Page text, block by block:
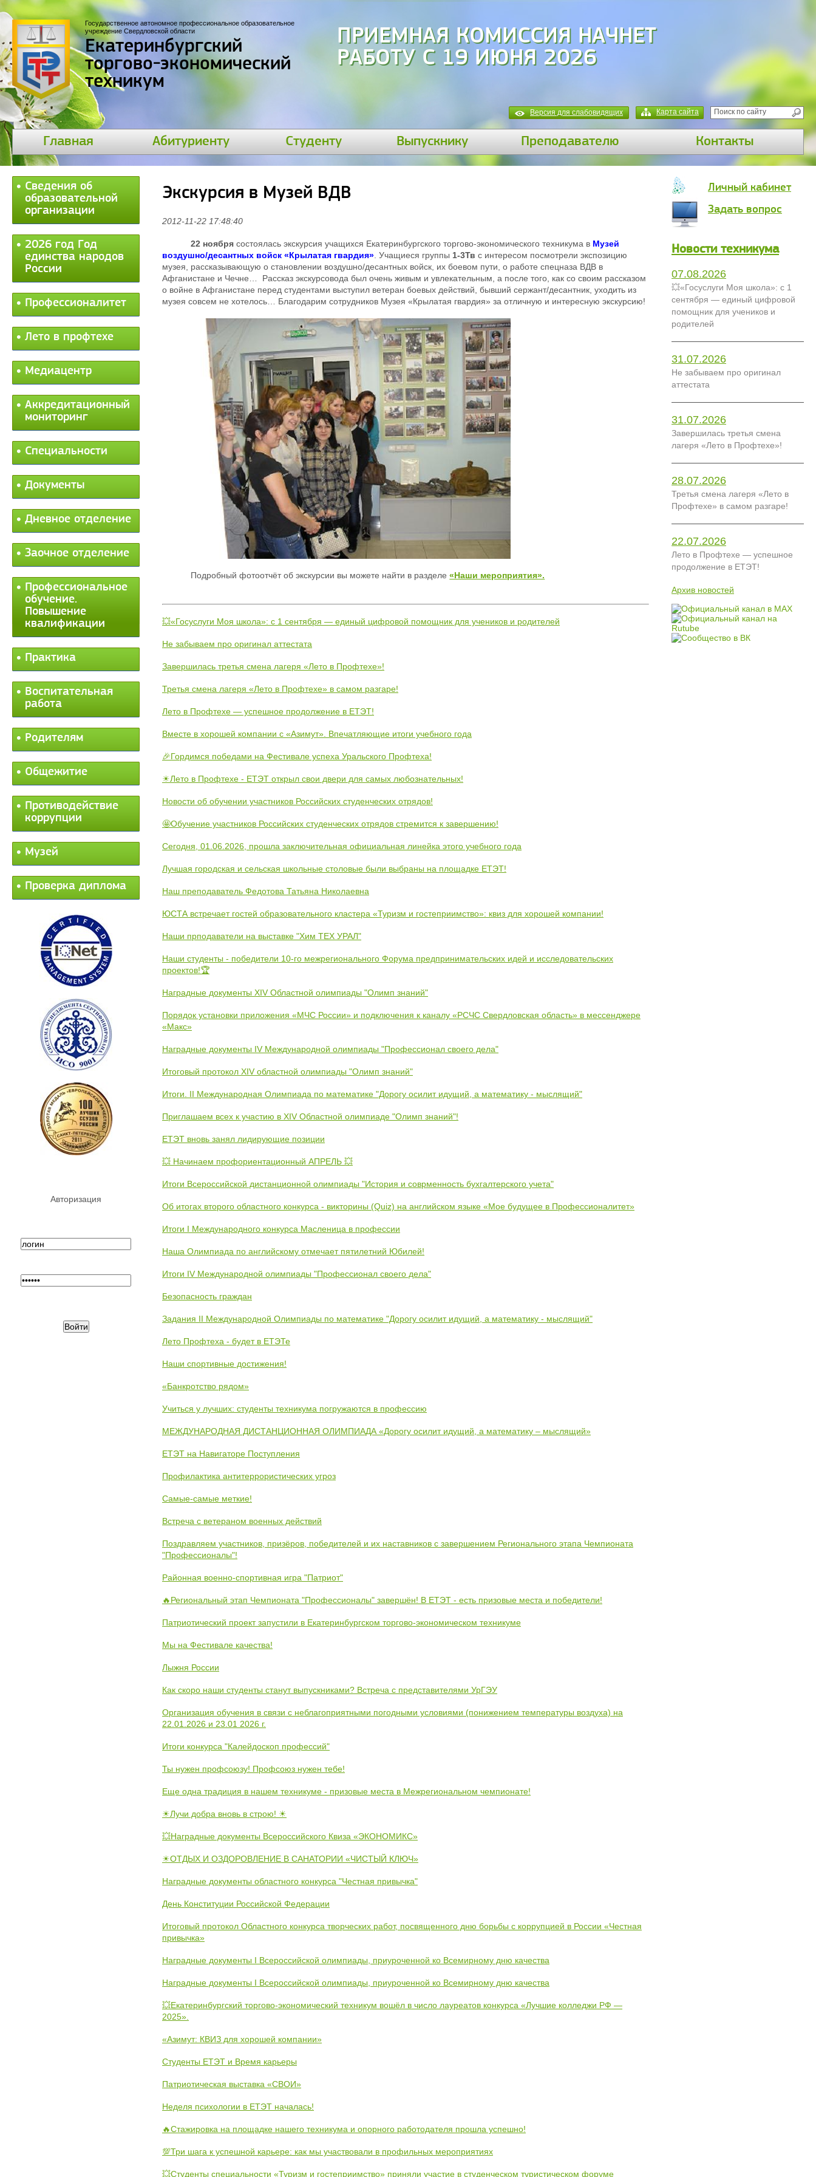
Государственное автономное профессиональное образовательное
учреждение Свердловской области
Екатеринбургский
торгово-экономический
техникум
ПРИЕМНАЯ КОМИССИЯ НАЧНЕТ
РАБОТУ С 19 ИЮНЯ 2026
Карта сайта
Версия для слабовидящих
Главная Абитуриенту Студенту Выпускнику Преподавателю Контакты
Сведения об
образовательной
организации
2026 год Год
единства народов
России
Профессионалитет
Лето в профтехе
Медиацентр
Аккредитационный
мониторинг
Специальности
Документы
Дневное отделение
Заочное отделение
Профессиональное
обучение.
Повышение
квалификации
Практика
Воспитательная
работа
Родителям
Общежитие
Противодействие
коррупции
Музей
Проверка диплома
Авторизация
Экскурсия в Музей ВДВ
2012-11-22 17:48:40
22 ноября состоялась экскурсия учащихся Екатеринбургского торгово-экономического техникума в Музей
воздушно/десантных войск «Крылатая гвардия» . Учащиеся группы 1-3Тв с интересом посмотрели экспозицию
музея, рассказывающую о становлении воздушно/десантных войск, их боевом пути, о работе спецназа ВДВ в
Афганистане и Чечне… Рассказ экскурсовода был очень живым и увлекательным, а после того, как со своим рассказом
о войне в Афганистане перед студентами выступил ветеран боевых действий, бывший сержант/десантник, уходить из
музея совсем не хотелось… Благодарим сотрудников Музея «Крылатая гвардия» за отличную и интересную экскурсию!
Подробный фотоотчёт об экскурсии вы можете найти в разделе«Наши мероприятия».
💥«Госуслуги Моя школа»: с 1 сентября — единый цифровой помощник для учеников и родителей
Не забываем про оригинал аттестата
Завершилась третья смена лагеря «Лето в Профтехе»!
Третья смена лагеря «Лето в Профтехе» в самом разгаре!
Лето в Профтехе — успешное продолжение в ЕТЭТ!
Вместе в хорошей компании с «Азимут». Впечатляющие итоги учебного года
🎉Гордимся победами на Фестивале успеха Уральского Профтеха!
☀Лето в Профтехе - ЕТЭТ открыл свои двери для самых любознательных!
Новости об обучении участников Российских студенческих отрядов!
🤩Обучение участников Российских студенческих отрядов стремится к завершению!
Сегодня, 01.06.2026, прошла заключительная официальная линейка этого учебного года
Лучшая городская и сельская школьные столовые были выбраны на площадке ЕТЭТ!
Наш преподаватель Федотова Татьяна Николаевна
ЮСТА встречает гостей образовательного кластера «Туризм и гостеприимство»: квиз для хорошей компании!
Наши прподаватели на выставке "Хим ТЕХ УРАЛ"
Наши студенты - победители 10-го межрегионального Форума предпринимательских идей и исследовательских
проектов!🏆
Наградные документы XIV Областной олимпиады "Олимп знаний"
Порядок установки приложения «МЧС России» и подключения к каналу «РСЧС Свердловская область» в мессенджере
«Макс»
Наградные документы IV Международной олимпиады "Профессионал своего дела"
Итоговый протокол XIV областной олимпиады "Олимп знаний"
Итоги. II Международная Олимпиада по математике "Дорогу осилит идущий, а математику - мыслящий"
Приглашаем всех к участию в XIV Областной олимпиаде "Олимп знаний"!
ЕТЭТ вновь занял лидирующие позиции
💥 Начинаем профориентационный АПРЕЛЬ 💥
Итоги Всероссийской дистанционной олимпиады "История и соврменность бухгалтерского учета"
Об итогах второго областного конкурса - викторины (Quiz) на английском языке «Мое будущее в Профессионалитет»
Итоги I Международного конкурса Масленица в профессии
Наша Олимпиада по английскому отмечает пятилетний Юбилей!
Итоги IV Международной олимпиады "Профессионал своего дела"
Безопасность граждан
Задания II Международной Олимпиады по математике "Дорогу осилит идущий, а математику - мыслящий"
Лето Профтеха - будет в ЕТЭТе
Наши спортивные достижения!
«Банкротство рядом»
Учиться у лучших: студенты техникума погружаются в профессию
МЕЖДУНАРОДНАЯ ДИСТАНЦИОННАЯ ОЛИМПИАДА «Дорогу осилит идущий, а математику – мыслящий»
ЕТЭТ на Навигаторе Поступления
Профилактика антитеррористических угроз
Самые-самые меткие!
Встреча с ветераном военных действий
Поздравляем участников, призёров, победителей и их наставников с завершением Регионального этапа Чемпионата
"Профессионалы"!
Районная военно-спортивная игра "Патриот"
🔥Региональный этап Чемпионата "Профессионалы" завершён! В ЕТЭТ - есть призовые места и победители!
Патриотический проект запустили в Екатеринбургском торгово-экономическом техникуме
Мы на Фестивале качества!
Лыжня России
Как скоро наши студенты станут выпускниками? Встреча с представителями УрГЭУ
Организация обучения в связи с неблагоприятными погодными условиями (понижением температуры воздуха) на
22.01.2026 и 23.01 2026 г.
Итоги конкурса "Калейдоскоп профессий"
Ты нужен профсоюзу! Профсоюз нужен тебе!
Еще одна традиция в нашем техникуме - призовые места в Межрегиональном чемпионате!
☀Лучи добра вновь в строю! ☀
💥Наградные документы Всероссийского Квиза «ЭКОНОМИКС»
☀ОТДЫХ И ОЗДОРОВЛЕНИЕ В САНАТОРИИ «ЧИСТЫЙ КЛЮЧ»
Наградные документы областного конкурса "Честная привычка"
День Конституции Российской Федерации
Итоговый протокол Областного конкурса творческих работ, посвященного дню борьбы с коррупцией в России «Честная
привычка»
Наградные документы I Всероссийской олимпиады, приуроченной ко Всемирному дню качества
Наградные документы I Всероссийской олимпиады, приуроченной ко Всемирному дню качества
💥Екатеринбургский торгово-экономический техникум вошёл в число лауреатов конкурса «Лучшие колледжи РФ —
2025».
«Азимут: КВИЗ для хорошей компании»
Студенты ЕТЭТ и Время карьеры
Патриотическая выставка «СВОИ»
Неделя психологии в ЕТЭТ началась!
🔥Стажировка на площадке нашего техникума и опорного работодателя прошла успешно!
💯Три шага к успешной карьере: как мы участвовали в профильных мероприятиях
💥Студенты специальности «Туризм и гостеприимство» приняли участие в студенческом туристическом форуме
Личный кабинет
Задать вопрос
Новости техникума
07.08.2026
💥«Госуслуги Моя школа»: с 1
сентября — единый цифровой
помощник для учеников и
родителей
31.07.2026
Не забываем про оригинал
аттестата
31.07.2026
Завершилась третья смена
лагеря «Лето в Профтехе»!
28.07.2026
Третья смена лагеря «Лето в
Профтехе» в самом разгаре!
22.07.2026
Лето в Профтехе — успешное
продолжение в ЕТЭТ!
Архив новостей